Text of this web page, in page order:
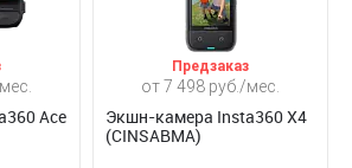
Ace
от 7 498 руб./мес.
Предзаказ
Экшн-камера Insta360 X4
(CINSABMA)